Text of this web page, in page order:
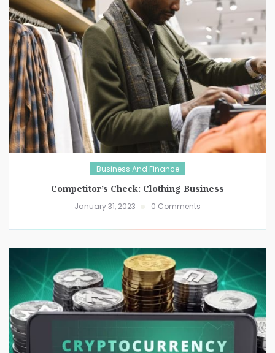
Business And Finance
Competitor’s Check: Clothing Business
January 31, 2023 0 Comments